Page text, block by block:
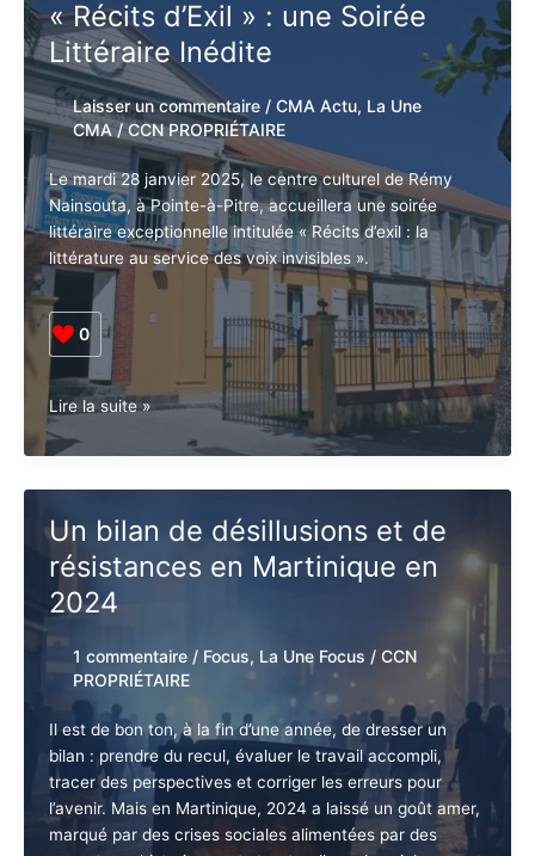
Carrière
de
Deshaies
:
Une
bataille
pour
la
justice
ouvrière
« Récits d’Exil » : une Soirée
Littéraire Inédite
Laisser un commentaire /CMA Actu ,La
Une CMA/CCN PROPRIÉTAIRE
Le mardi 28 janvier 2025, le centre culturel de Rémy
Nainsouta, à Pointe-à-Pitre, accueillera une soirée
littéraire exceptionnelle intitulée « Récits d’exil : la
littérature au service des voix invisibles ».
0
d’Exil »
:
une
Soirée
Littéraire
Un bilan de désillusions et de
résistances en Martinique en
2024
1 commentaire Focus, La Une Focus /
CCN PROPRIÉTAIRE
Il est de bon ton, à la fin d’une année, de dresser un
bilan : prendre du recul, évaluer le travail accompli,
tracer des perspectives et corriger les erreurs pour